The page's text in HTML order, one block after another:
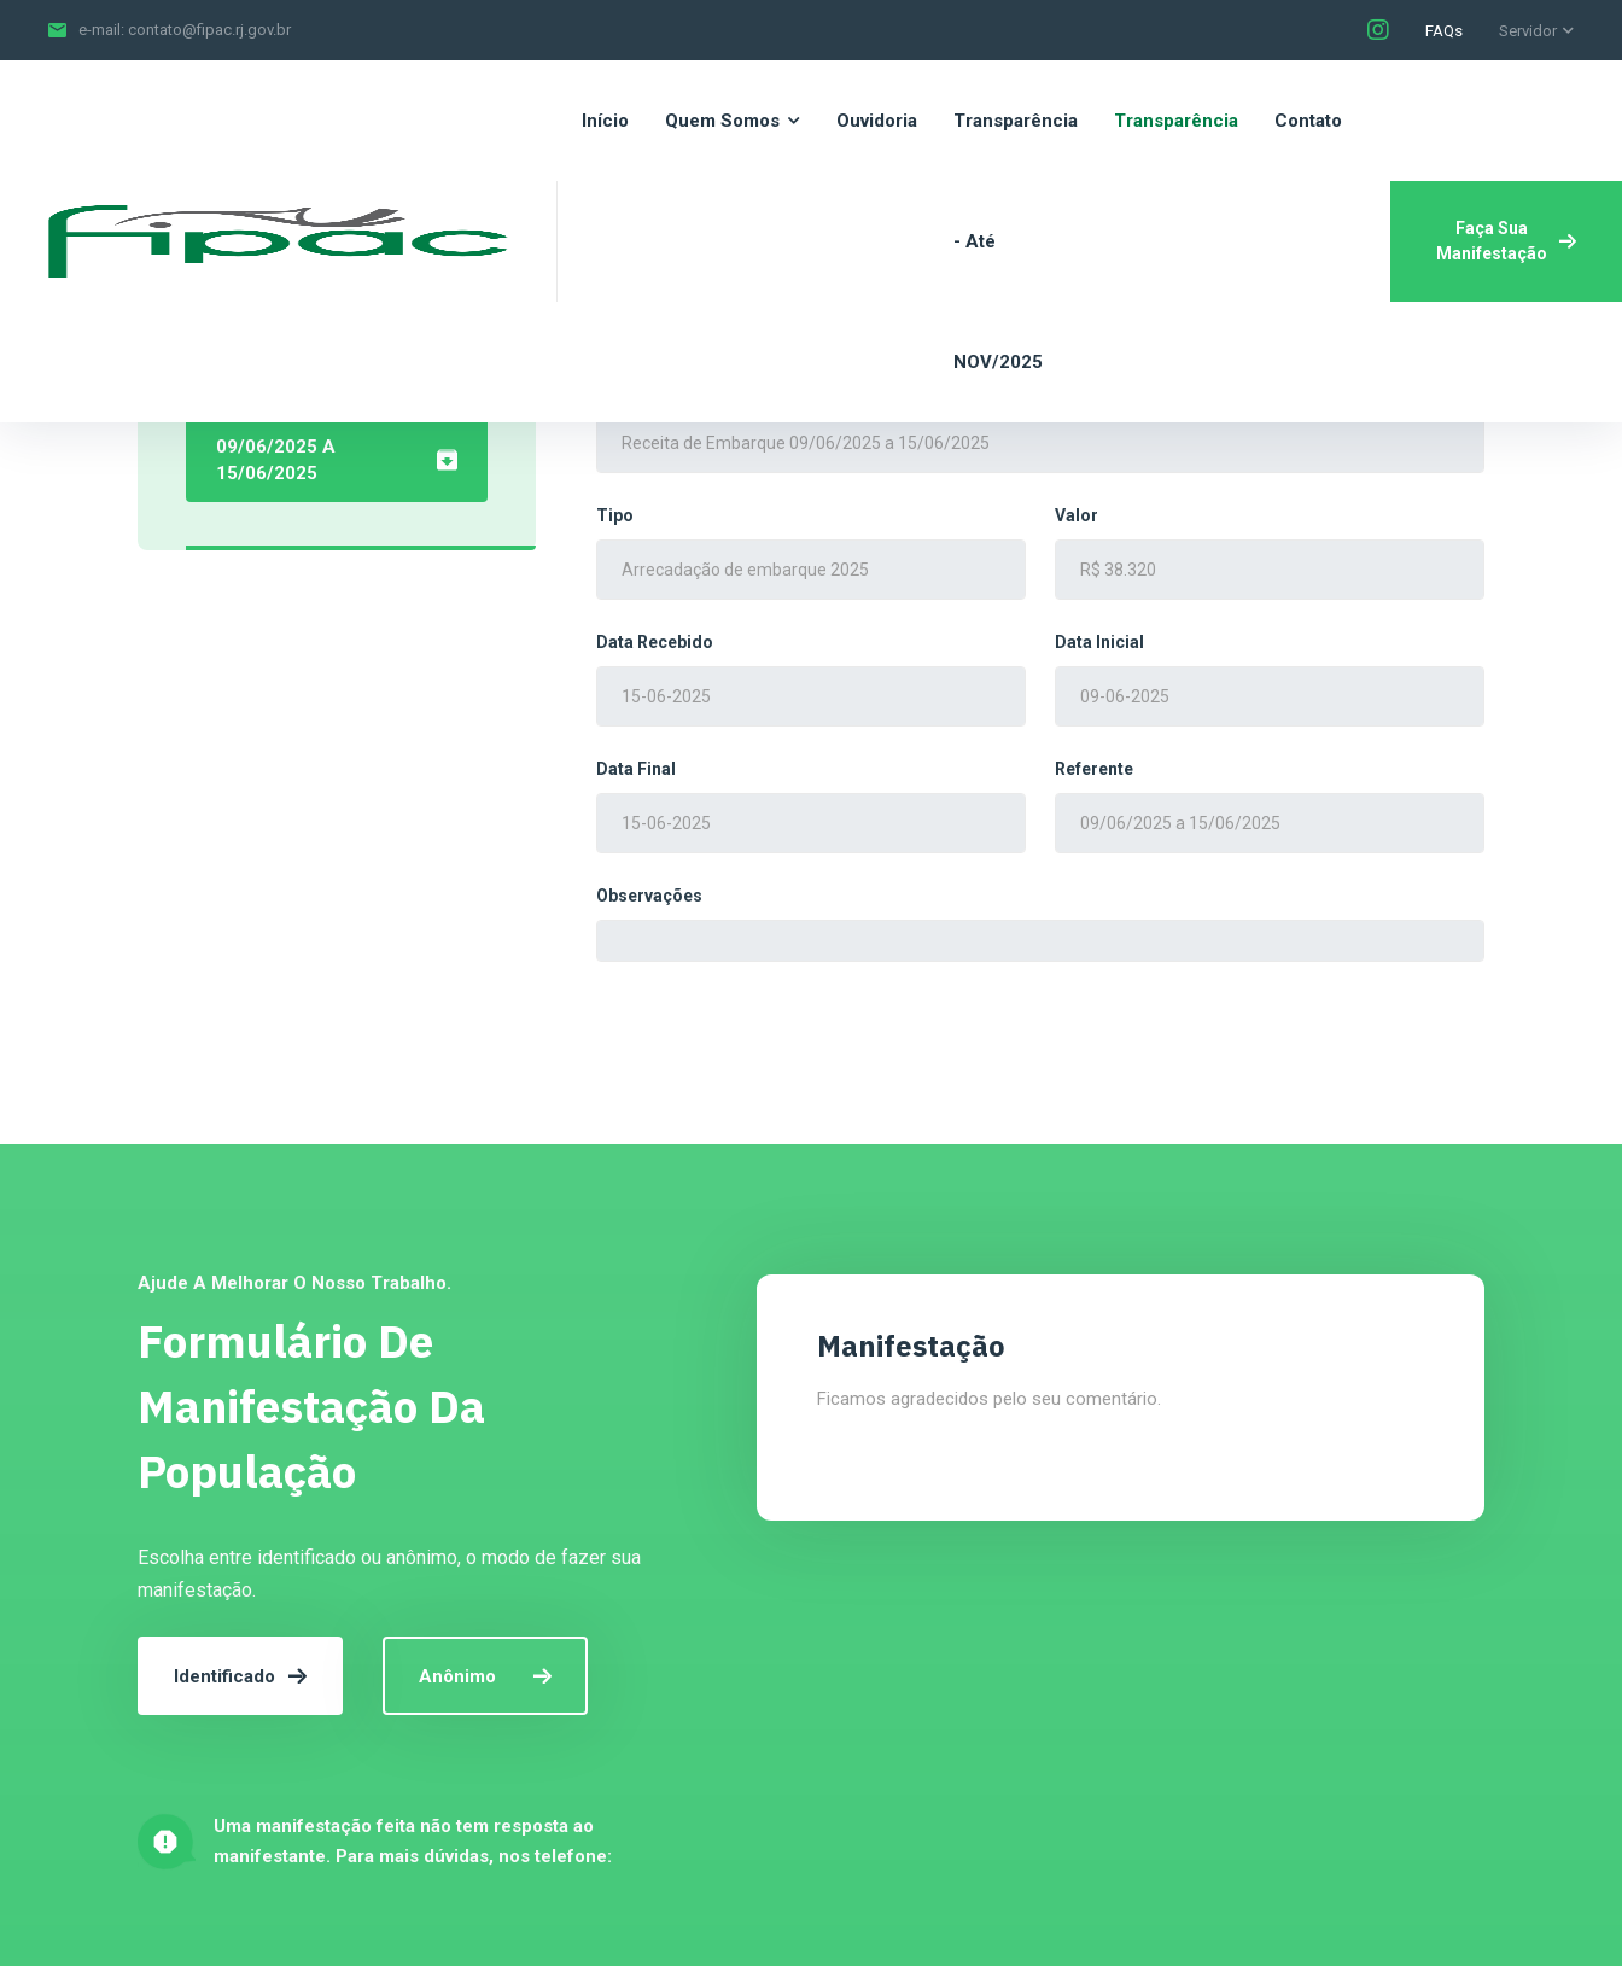
e-mail: contato@fipac.rj.gov.br FAQs Servidor
Início Quem Somos Ouvidoria Transparência
- Até
NOV/2025
Transparência Contato
Faça Sua
Manifestação
09/06/2025 A
15/06/2025
Tipo Valor
Data Recebido Data Inicial
Data Final Referente
Observações
Ajude A Melhorar O Nosso Trabalho.
Formulário De
Manifestação Da
População
Escolha entre identificado ou anônimo, o modo de fazer sua
manifestação.
Identificado Anônimo
Uma manifestação feita não tem resposta ao
manifestante. Para mais dúvidas, nos telefone:
Manifestação
Ficamos agradecidos pelo seu comentário.